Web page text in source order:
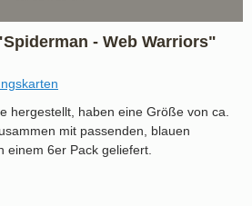
- Web Warriors"
hergestellt, haben eine Größe von ca.
mit passenden, blauen
einem 6er Pack geliefert.